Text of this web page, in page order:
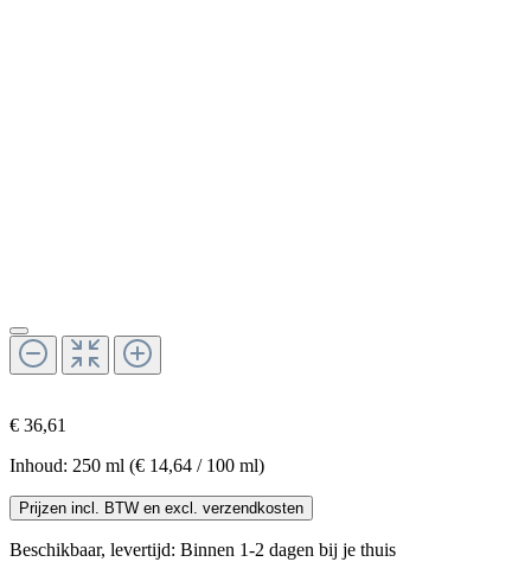
€ 36,61
Inhoud: 250 ml (€ 14,64 / 100 ml)
Prijzen incl. BTW en excl. verzendkosten
Beschikbaar, levertijd: Binnen 1-2 dagen bij je thuis